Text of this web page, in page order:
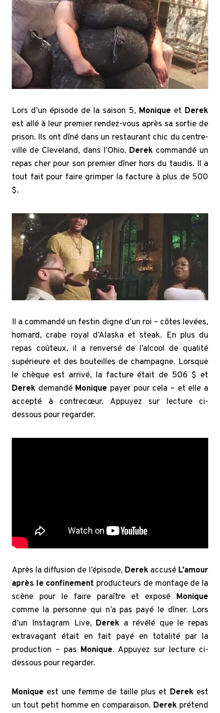
Lors d’un épisode de la saison 5, Monique et Derek
est allé à leur premier rendez-vous après sa sortie de
prison. Ils ont dîné dans un restaurant chic du centre-
ville de Cleveland, dans l’Ohio. Derek commandé un
repas cher pour son premier dîner hors du taudis. Il a
tout fait pour faire grimper la facture à plus de 500
$.
Il a commandé un festin digne d’un roi – côtes levées,
homard, crabe royal d’Alaska et steak. En plus du
repas coûteux, il a renversé de l’alcool de qualité
supérieure et des bouteilles de champagne. Lorsque
le chèque est arrivé, la facture était de 506 $ et
Derek demandéMonique payer pour cela – et elle a
accepté à contrecœur. Appuyez sur lecture ci-
dessous pour regarder.
Après la diffusion de l’épisode,Derekaccusé L’amour
après le confinement producteurs de montage de la
scène pour le faire paraître et exposé Monique
comme la personne qui n’a pas payé le dîner. Lors
d’un Instagram Live, Derek a révélé que le repas
extravagant était en fait payé en totalité par la
production – pas Monique. Appuyez sur lecture ci-
dessous pour regarder.
Monique est une femme de taille plus et Derekest
un tout petit homme en comparaison. Derek prétend